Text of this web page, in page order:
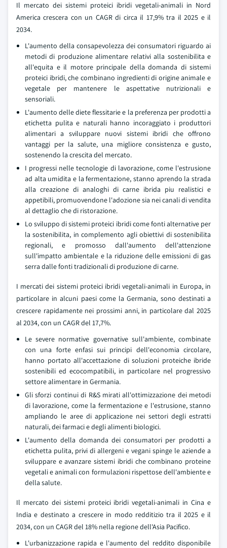
Il mercato dei sistemi proteici ibridi vegetali-animali in Nord
America crescera con un CAGR di circa il 17,9% tra il 2025 e il
2034.
L'aumento della consapevolezza dei consumatori riguardo ai
metodi di produzione alimentare relativi alla sostenibilita e
all'equita e il motore principale della domanda di sistemi
proteici ibridi, che combinano ingredienti di origine animale e
vegetale per mantenere le aspettative nutrizionali e
sensoriali.
L'aumento delle diete flessitarie e la preferenza per prodotti a
etichetta pulita e naturali hanno incoraggiato i produttori
alimentari a sviluppare nuovi sistemi ibridi che offrono
vantaggi per la salute, una migliore consistenza e gusto,
sostenendo la crescita del mercato.
I progressi nelle tecnologie di lavorazione, come l'estrusione
ad alta umidita e la fermentazione, stanno aprendo la strada
alla creazione di analoghi di carne ibrida piu realistici e
appetibili, promuovendone l'adozione sia nei canali di vendita
al dettaglio che di ristorazione.
Lo sviluppo di sistemi proteici ibridi come fonti alternative per
la sostenibilita, in complemento agli obiettivi di sostenibilita
regionali, e promosso dall'aumento dell'attenzione
sull'impatto ambientale e la riduzione delle emissioni di gas
serra dalle fonti tradizionali di produzione di carne.
I mercati dei sistemi proteici ibridi vegetali-animali in Europa, in
particolare in alcuni paesi come la Germania, sono destinati a
crescere rapidamente nei prossimi anni, in particolare dal 2025
al 2034, con un CAGR del 17,7%.
Le severe normative governative sull'ambiente, combinate
con una forte enfasi sui principi dell'economia circolare,
hanno portato all'accettazione di soluzioni proteiche ibride
sostenibili ed ecocompatibili, in particolare nel progressivo
settore alimentare in Germania.
Gli sforzi continui di R&S mirati all'ottimizzazione dei metodi
di lavorazione, come la fermentazione e l'estrusione, stanno
ampliando le aree di applicazione nei settori degli estratti
naturali, dei farmaci e degli alimenti biologici.
L'aumento della domanda dei consumatori per prodotti a
etichetta pulita, privi di allergeni e vegani spinge le aziende a
sviluppare e avanzare sistemi ibridi che combinano proteine
vegetali e animali con formulazioni rispettose dell'ambiente e
della salute.
Il mercato dei sistemi proteici ibridi vegetali-animali in Cina e
India e destinato a crescere in modo redditizio tra il 2025 e il
2034, con un CAGR del 18% nella regione dell'Asia Pacifico.
L'urbanizzazione rapida e l'aumento del reddito disponibile